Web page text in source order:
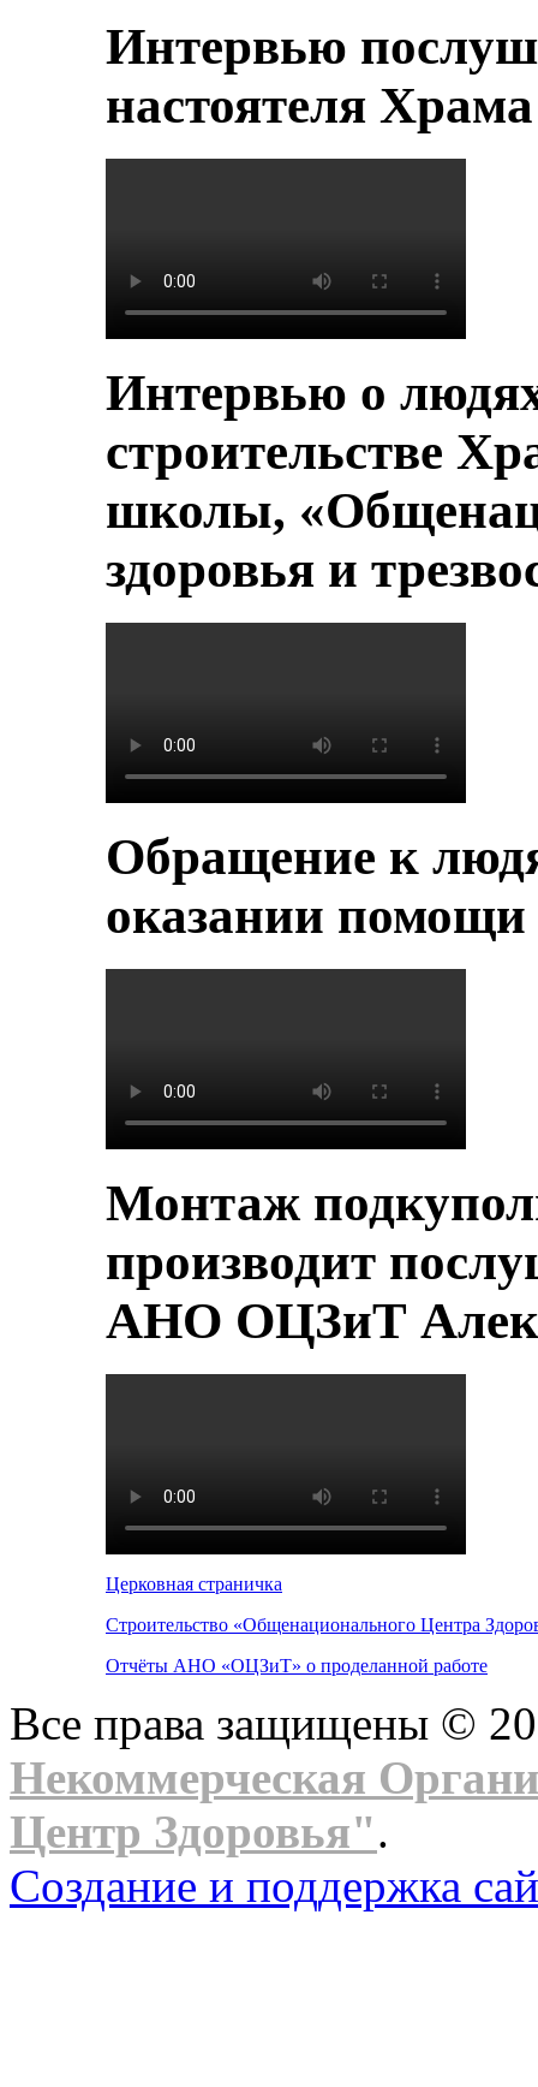
Интервью
настоятеля
Интервью о
строительстве
школы,
здоровья и
Обращение к
оказании помощи
Монтаж
производит
АНО ОЦЗиТ
Церковная страничка
Строительство «Общенационального Центра
Отчёты АНО «ОЦЗиТ» о проделанной работе
Все права защищены ©
Некоммерческая
Центр Здоровья".
Создание и поддержка